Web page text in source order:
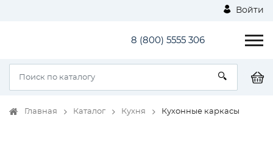
Войти
8 (800) 5555 306
Главная Каталог Кухня Кухонные каркасы